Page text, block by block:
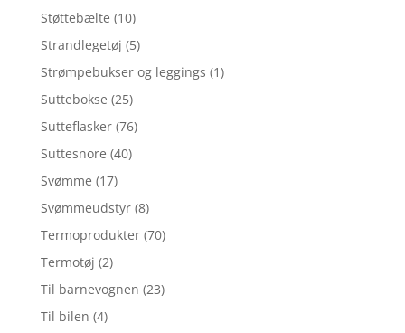
Støttebælte (10)
Strandlegetøj (5)
Strømpebukser og leggings (1)
Suttebokse (25)
Sutteflasker (76)
Suttesnore (40)
Svømme (17)
Svømmeudstyr (8)
Termoprodukter (70)
Termotøj (2)
Til barnevognen (23)
Til bilen (4)